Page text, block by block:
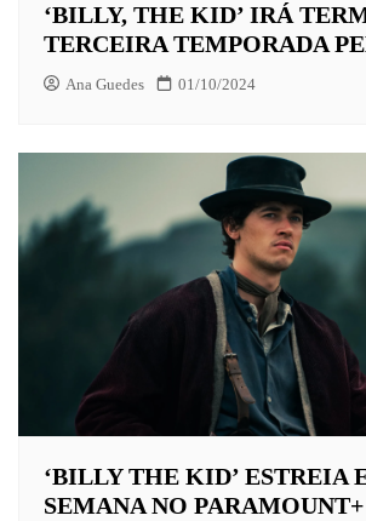
‘BILLY, THE KID’ IRÁ
TERCEIRA TEMPORADA
Ana Guedes 01/10/2024
‘BILLY THE KID’ ESTREIA
SEMANA NO PARAMOUNT+